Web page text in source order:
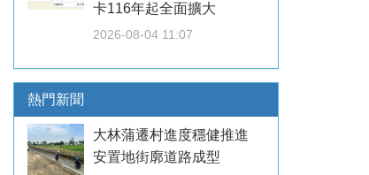
卡116年起全面擴大
2026-08-04 11:07
熱門新聞
大林蒲遷村進度穩健推進
安置地街廓道路成型